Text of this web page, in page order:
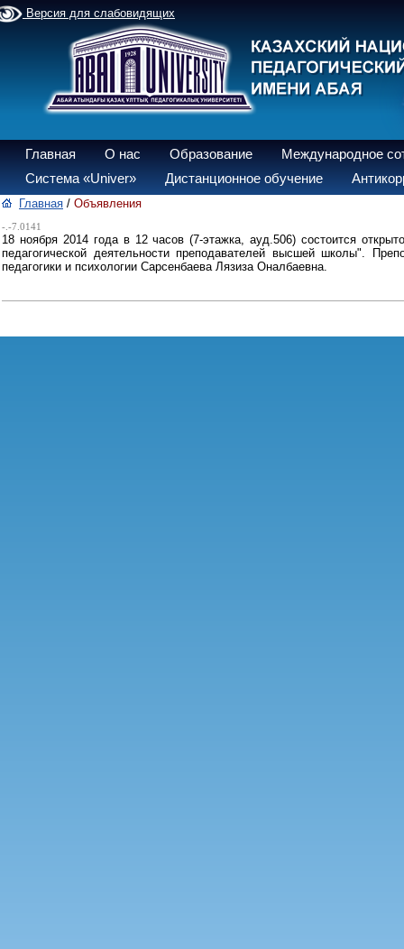
Версия для слабовидящих
Главная О нас Образование
Международное
Система «Univer»
Дистанционное обучение
Главная / Объявления
-.-7.0141
18 ноября 2014 года в 12 часов (7-этажка, ауд.506) состоится
педагогической деятельности преподавателей высшей школы".
педагогики и психологии Сарсенбаева Лязиза Оналбаевна.